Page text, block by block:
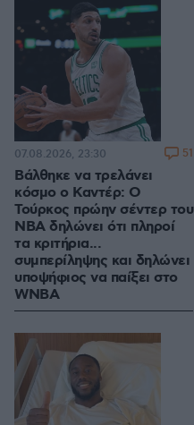
Βάλθηκε να τρελάνει
κόσμο ο Καντέρ: Ο
Τούρκος πρώην σέντερ του
NBA δηλώνει ότι πληροί
τα κριτήρια...
συμπερίληψης και δηλώνει
υποψήφιος να παίξει στο
WNBA
07.08.2026, 23:30 51